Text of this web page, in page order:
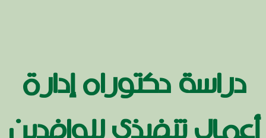
دراسة دكتوراه إدارة
أعمال تنفيذي للوافدين